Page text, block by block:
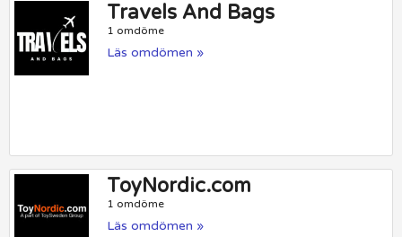
Travels And Bags
1 omdöme
Läs omdömen »
ToyNordic.com
1 omdöme
Läs omdömen »